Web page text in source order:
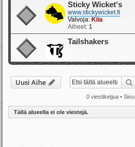
Sticky Wicket's
www.stickywicket.fi
Valvoja: Kiia
Aiheet: 1
Tailshakers
Uusi Aihe
0 viestiketjua • Sivu
Tällä alueella ei ole viestejä.